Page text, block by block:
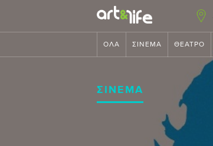
ΌΛΑ ΣΙΝΕΜΆ ΘΈΑΤΡΟ
ΣΙΝΕΜΆ